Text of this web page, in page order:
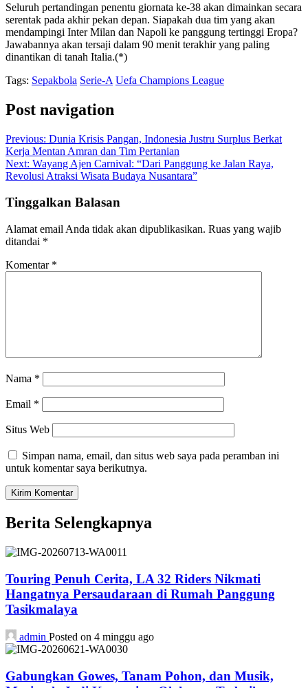
​Seluruh pertandingan penentu giornata ke-38 akan dimainkan secara
serentak pada akhir pekan depan. Siapakah dua tim yang akan
mendampingi Inter Milan dan Napoli ke panggung tertinggi Eropa?
Jawabannya akan tersaji dalam 90 menit terakhir yang paling
dinantikan di tanah Italia.(*)
Tags: Sepakbola Serie-A Uefa Champions League
Post navigation
Previous: Dunia Krisis Pangan, Indonesia Justru Surplus Berkat
Kerja Mentan Amran dan Tim Pertanian
Next: Wayang Ajen Carnival: “Dari Panggung ke Jalan Raya,
Revolusi Atraksi Wisata Budaya Nusantara”
Tinggalkan Balasan
Alamat email Anda tidak akan dipublikasikan. Ruas yang wajib
ditandai *
Komentar *
Nama *
Email *
Situs Web
Simpan nama, email, dan situs web saya pada peramban ini
untuk komentar saya berikutnya.
Berita Selengkapnya
Touring Penuh Cerita, LA 32 Riders Nikmati
Hangatnya Persaudaraan di Rumah Panggung
Tasikmalaya
admin Posted on 4 minggu ago
Gabungkan Gowes, Tanam Pohon, dan Musik,